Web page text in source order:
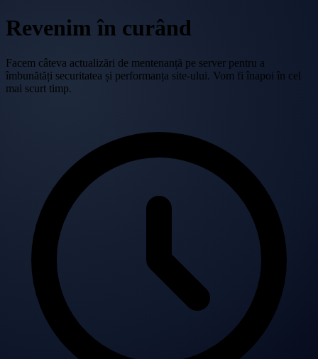
Revenim în curând
Facem câteva actualizări de mentenanță pe server pentru a
îmbunătăți securitatea și performanța site-ului. Vom fi înapoi în cel
mai scurt timp.